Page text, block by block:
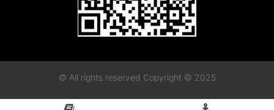
© All rights reserved Copyright © 2025